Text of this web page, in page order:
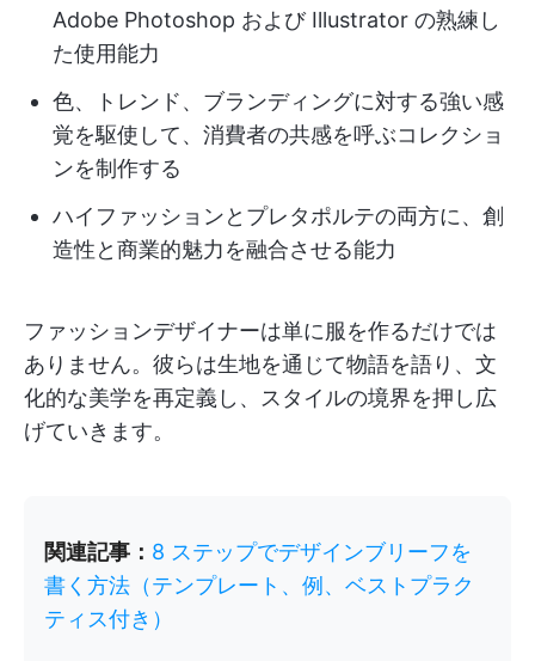
Adobe Photoshop および Illustrator の熟練し
た使用能力
色、トレンド、ブランディングに対する強い感
覚を駆使して、消費者の共感を呼ぶコレクショ
ンを制作する
ハイファッションとプレタポルテの両方に、創
造性と商業的魅力を融合させる能力
ファッションデザイナーは単に服を作るだけでは
ありません。彼らは生地を通じて物語を語り、文
化的な美学を再定義し、スタイルの境界を押し広
げていきます。
関連記事： 8 ステップでデザインブリーフを
書く方法（テンプレート、例、ベストプラク
ティス付き）